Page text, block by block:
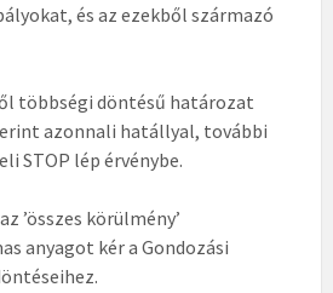
és az ezekből származó
többségi döntésű határozat
azonnali hatállyal, további
STOP lép érvénybe.
’összes körülmény’
anyagot kér a Gondozási